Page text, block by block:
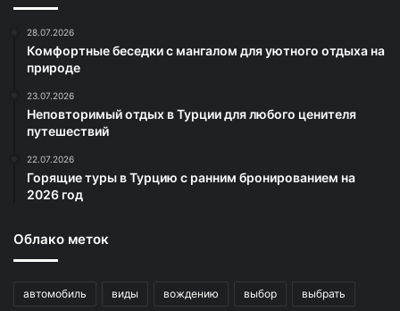
28.07.2026
Комфортные беседки с мангалом для уютного отдыха на
природе
23.07.2026
Неповторимый отдых в Турции для любого ценителя
путешествий
22.07.2026
Горящие туры в Турцию с ранним бронированием на
2026 год
Облако меток
автомобиль виды вождению выбор выбрать